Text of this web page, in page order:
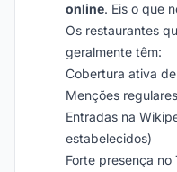
online. Eis o que
Os restaurantes
geralmente têm:
Cobertura ativa
Menções
Entradas na
estabelecidos)
Forte presença